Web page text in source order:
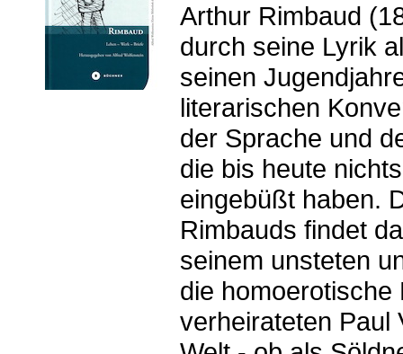
Arthur Rimbaud
durch seine Lyrik
seinen
literarischen
der Sprache und
die bis heute
eingebüßt haben.
Rimbauds findet
seinem unsteten
die homoerotische
verheirateten Paul